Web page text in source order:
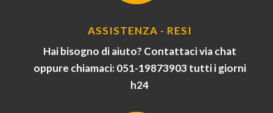
ASSISTENZA - RESI
Hai bisogno di aiuto? Contattaci via chat
oppure chiamaci: 051-19873903 tutti i giorni
h24